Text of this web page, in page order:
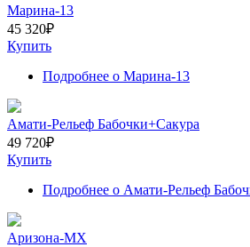
Марина-13
45 320₽
Купить
Подробнее о Марина-13
Амати-Рельеф Бабочки+Сакура
49 720₽
Купить
Подробнее о Амати-Рельеф
Аризона-МХ